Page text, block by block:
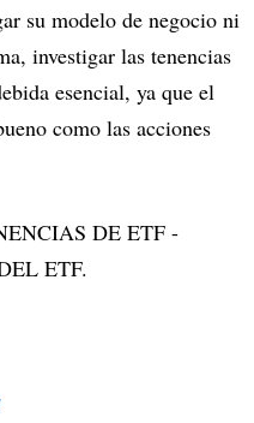
su modelo de negocio ni
investigar las tenencias
esencial, ya que el
como las acciones
DE ETF -
ETF.